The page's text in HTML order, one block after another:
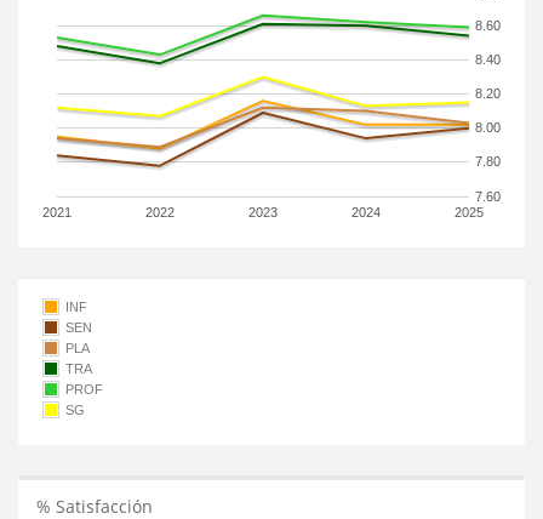
2021 2022 2023 2024 2025
7.60
7.80
8.00
8.20
8.40
8.60
INF
SEN
PLA
TRA
PROF
SG
% Satisfacción